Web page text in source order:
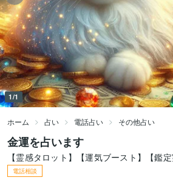
1/1
ホーム 占い 電話占い その他占い
金運を占います
【霊感タロット】【運気ブースト】【鑑
電話相談